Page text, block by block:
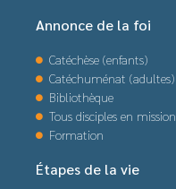
Annonce de la foi
Catéchèse (enfants)
Catéchuménat (adultes)
Bibliothèque
Tous disciples en mission
Formation
Étapes de la vie